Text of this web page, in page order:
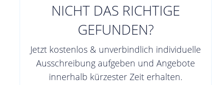
NICHT DAS RICHTIGE
GEFUNDEN?
Jetzt kostenlos & unverbindlich individuelle
Ausschreibung aufgeben und Angebote
innerhalb kürzester Zeit erhalten.